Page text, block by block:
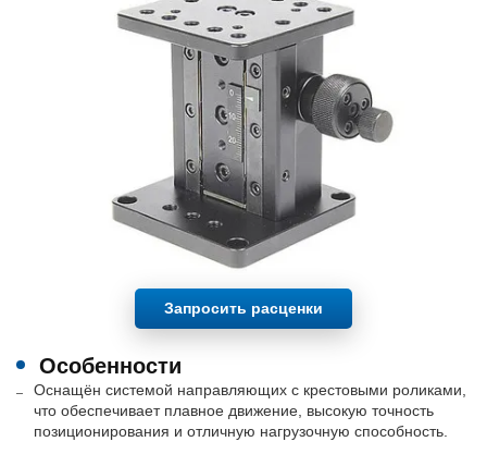
Запросить расценки
Особенности
Оснащён системой направляющих с крестовыми роликами,
что обеспечивает плавное движение, высокую точность
позиционирования и отличную нагрузочную способность.